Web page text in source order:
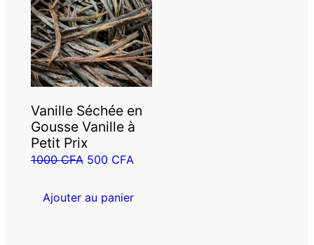
Vanille Séchée en
Gousse Vanille à
Petit Prix
1000CFA Le
initial
500 CFA
actuel
Ajouter au panier